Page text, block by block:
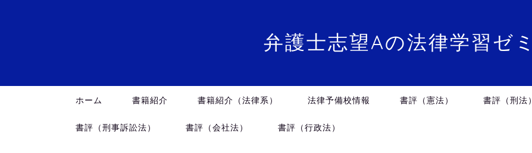
弁護士志望Aの法律学習ゼミ
ホーム 書籍紹介 書籍紹介（法律系） 法律予備校情報 書評（憲法） 書評（刑法）
書評（刑事訴訟法） 書評（会社法） 書評（行政法）